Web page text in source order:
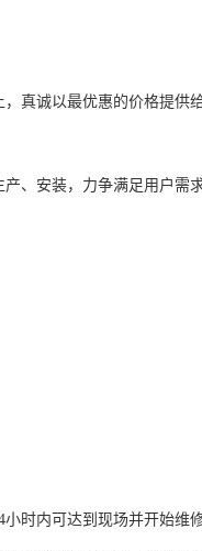
真诚以最优惠的价格提供给
、安装，力争满足用户需
时内可达到现场并开始维修